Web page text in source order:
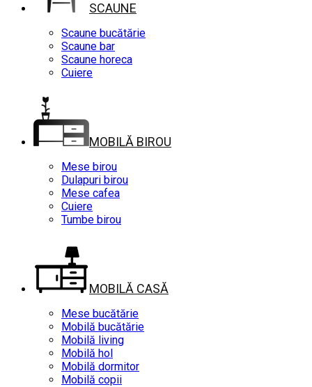
SCAUNE
Scaune bucătărie
Scaune bar
Scaune horeca
Cuiere
MOBILĂ BIROU
Mese birou
Dulapuri birou
Mese cafea
Cuiere
Tumbe birou
MOBILĂ CASĂ
Mese bucătărie
Mobilă bucătărie
Mobilă living
Mobilă hol
Mobilă dormitor
Mobilă copii